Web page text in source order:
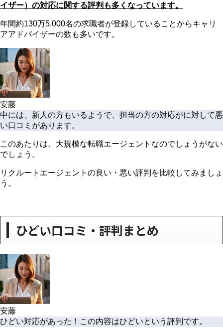
イザー）の対応に関する評判も多くなっています。
年間約130万5,000名の求職者が登録していることからキャリ
アアドバイザーの数も多いです。
安藤
中には、新人の方もいるようで、担当の方の対応がに対して悪
い口コミがあります。
このあたりは、大規模な転職エージェントなのでしょうがない
でしょう。
リクルートエージェントの良い・悪い評判を比較してみましょ
う。
ひどい口コミ・評判まとめ
安藤
ひどい対応があった！この内容はひどいという評判です。